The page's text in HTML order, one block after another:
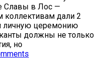
Славы в Лос —
дали 2
личную церемонию
должны не только
но